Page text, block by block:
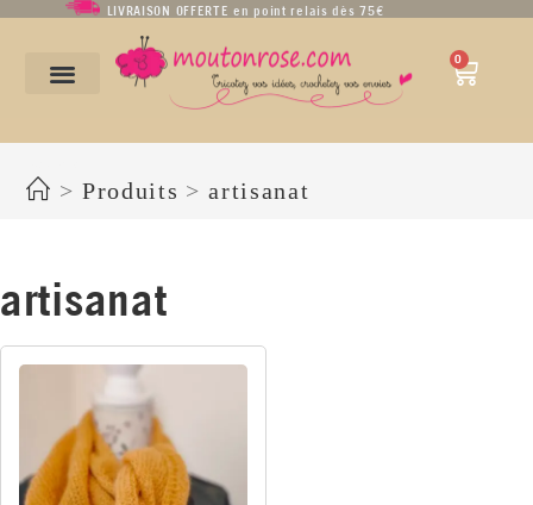
LIVRAISON OFFERTE en point relais dès 75€
0
> Produits > artisanat
artisanat